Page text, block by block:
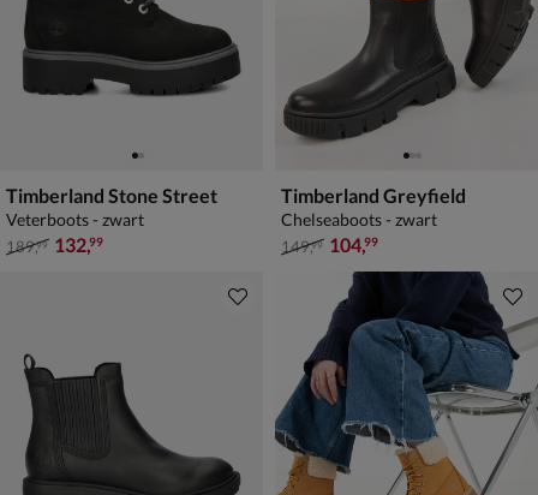
Timberland Stone Street
Veterboots - zwart
van € 189,99 voor € 132,99
189,99 132,99
Timberland Greyfield
Chelseaboots - zwart
van € 149,99 voor € 104,99
149,99 104,99